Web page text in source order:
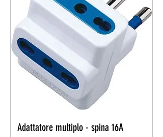
Adattatore multiplo - spina 16A